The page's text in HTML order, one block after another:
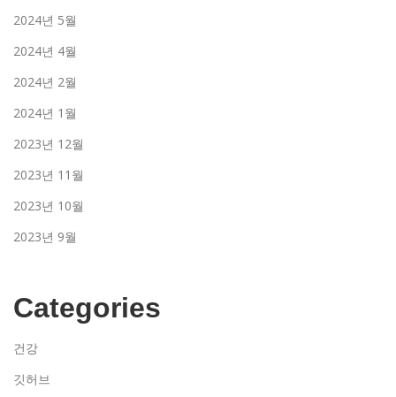
2024년 5월
2024년 4월
2024년 2월
2024년 1월
2023년 12월
2023년 11월
2023년 10월
2023년 9월
Categories
건강
깃허브